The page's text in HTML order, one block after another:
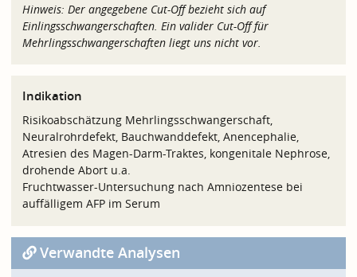
Hinweis: Der angegebene Cut-Off bezieht sich auf
Einlingsschwangerschaften. Ein valider Cut-Off für
Mehrlingsschwangerschaften liegt uns nicht vor.
Indikation
Risikoabschätzung Mehrlingsschwangerschaft,
Neuralrohrdefekt, Bauchwanddefekt, Anencephalie,
Atresien des Magen-Darm-Traktes, kongenitale Nephrose,
drohende Abort u.a.
Fruchtwasser-Untersuchung nach Amniozentese bei
auffälligem AFP im Serum
Verwandte Analysen